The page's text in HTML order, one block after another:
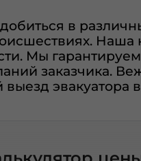
в
Наша
Мы
заказчика.
эвакуатора